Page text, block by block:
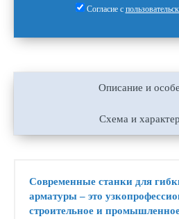
Согласие с
Описание и
Схема и
Современные станки для
арматуры – это
строительное и